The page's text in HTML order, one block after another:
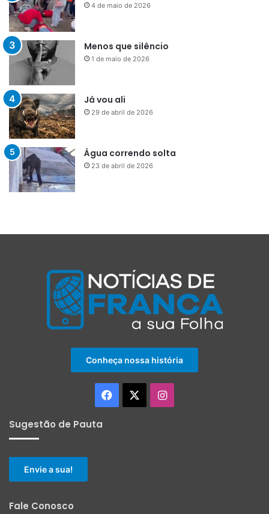
4 de maio de 2026
Menos que silêncio
1 de maio de 2026
Já vou ali
29 de abril de 2026
Água correndo solta
23 de abril de 2026
Conheça nossa história
Facebook Instagram
Sugestão de Pauta
Envie a sua!
Fale Conosco